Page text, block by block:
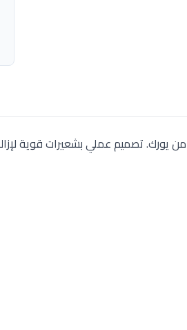
من يورك. تصميم عملي بشعيرات قوية